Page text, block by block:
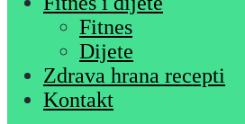
Fitnes
Dijete
Zdrava hrana recepti
Kontakt